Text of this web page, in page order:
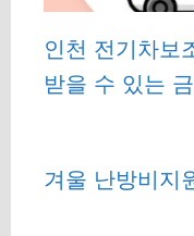
인천 전기차보
받을 수 있는
겨울 난방비지